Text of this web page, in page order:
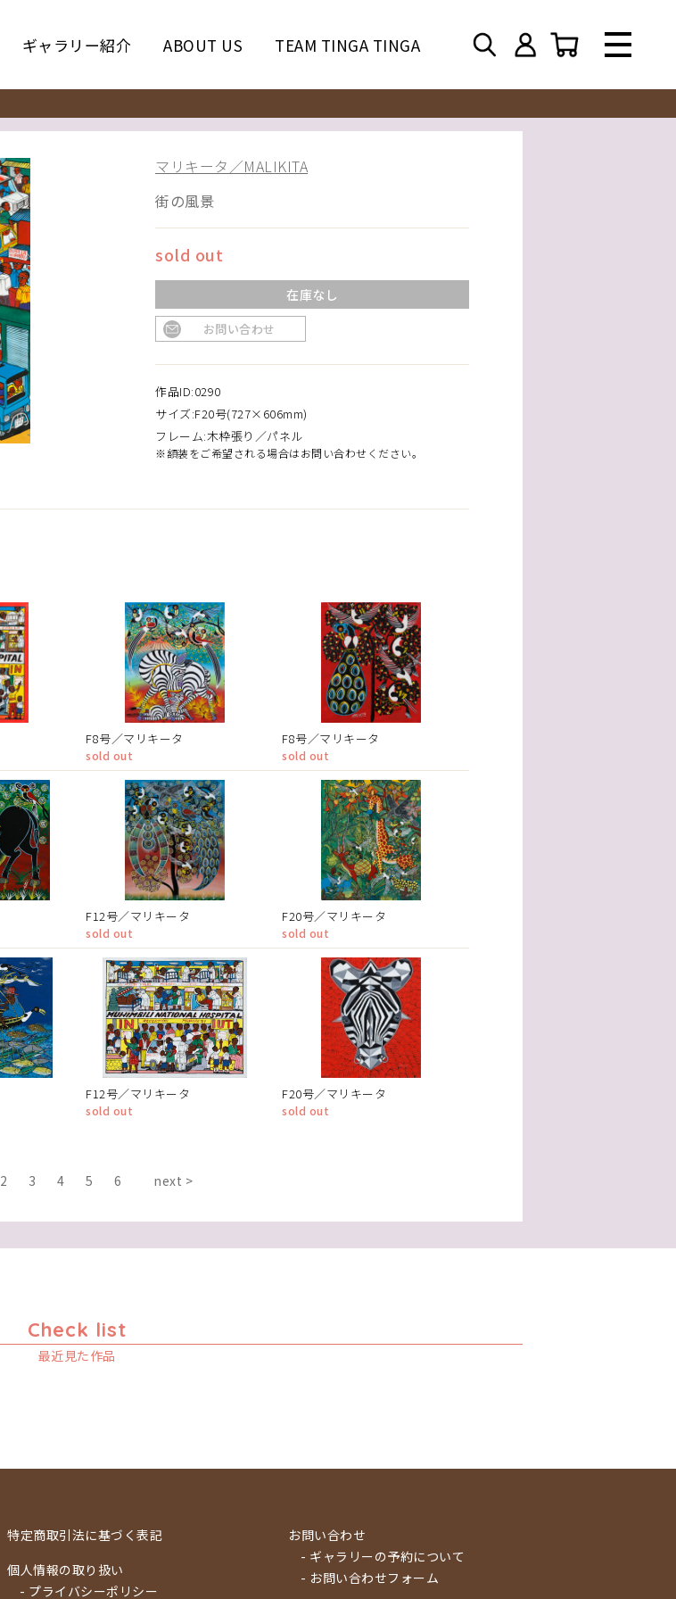
ギャラリー紹介 ABOUT US TEAM TINGA TINGA
マリキータ／MALIKITA
街の風景
sold out
在庫なし
お問い合わせ
作品ID:0290
サイズ:F20号(727×606mm)
フレーム:木枠張り／パネル
※額装をご希望される場合はお問い合わせください。
F8号／マリキータ
sold out
F8号／マリキータ
sold out
F12号／マリキータ
sold out
F20号／マリキータ
sold out
F12号／マリキータ
sold out
F20号／マリキータ
sold out
2 3 4 5 6 next >
Check list
最近見た作品
特定商取引法に基づく表記
個人情報の取り扱い
- プライバシーポリシー
お問い合わせ
- ギャラリーの予約について
- お問い合わせフォーム